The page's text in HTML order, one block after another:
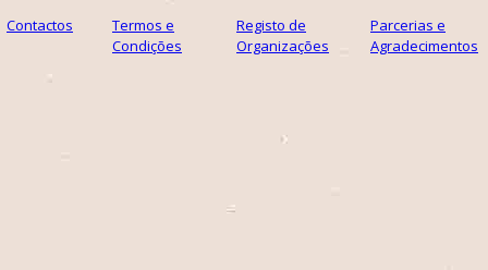
Contactos
Termos e
Condições
Registo de
Organizações
Parcerias e
Agradecimentos